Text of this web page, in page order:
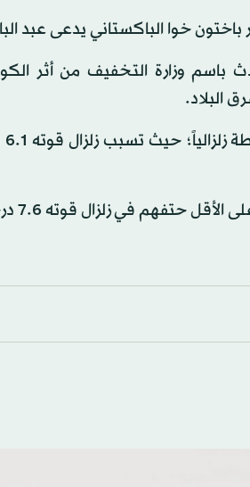
يدعى عبد الباسط، إن 19 منزلاً على الأقل
وزارة التخفيف من أثر
البلاد.